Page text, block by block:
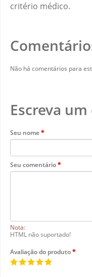
critério médico.
Não há comentários para
Escreva
Seu nome
Seu comentário
Nota:
HTML não suportado!
Avaliação do produto